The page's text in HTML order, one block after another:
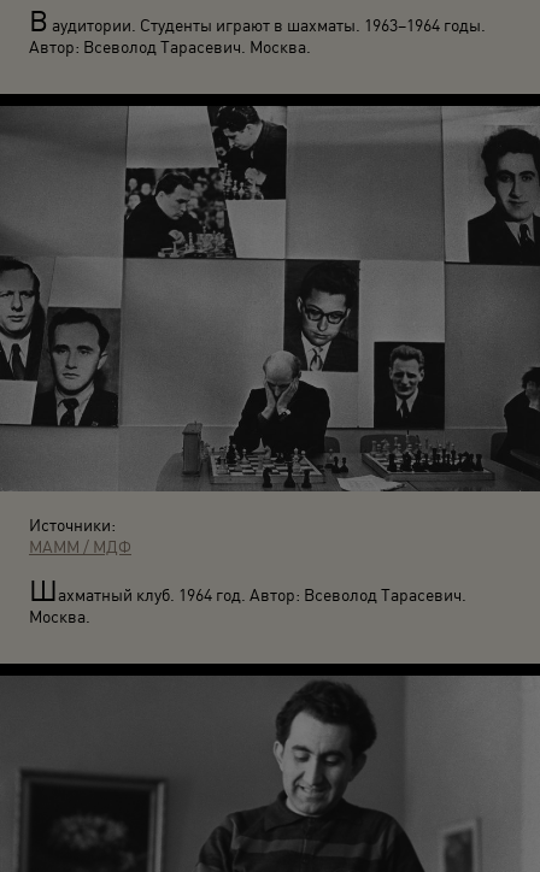
В аудитории. Студенты играют в шахматы. 1963–1964 годы.
Автор: Всеволод Тарасевич. Москва.
Источники:
МАММ / МДФ
Шахматный клуб. 1964 год. Автор: Всеволод Тарасевич.
Москва.